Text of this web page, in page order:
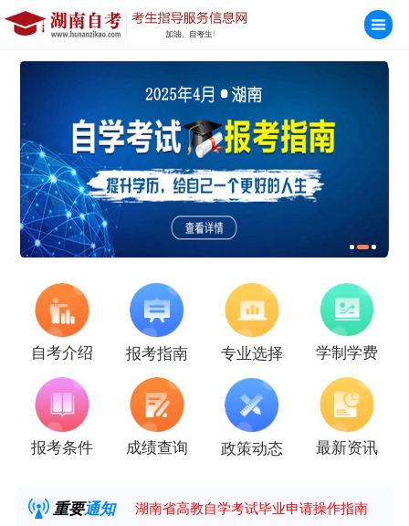
自考介绍 报考指南 专业选择 学制学费
报考条件 成绩查询 政策动态 最新资讯
重要通知
湖南省高教自学考试毕业申请操作指南